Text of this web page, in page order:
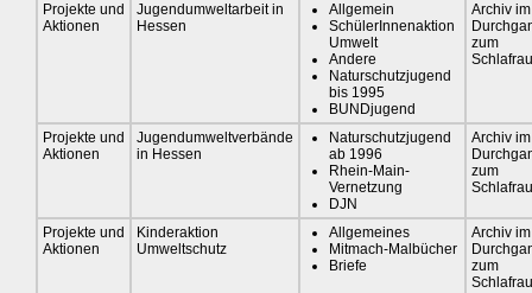
Projekte und
Aktionen
Jugendumweltarbeit in
Hessen
Allgemein
SchülerInnenaktion
Umwelt
Andere
Naturschutzjugend
bis 1995
BUNDjugend
Archiv im
zum
Projekte und
Aktionen
Jugendumweltverbände
in Hessen
Naturschutzjugend
ab 1996
Rhein-Main-
Vernetzung
DJN
Archiv im
zum
Projekte und
Aktionen
Kinderaktion
Umweltschutz
Allgemeines
Mitmach-Malbücher
Briefe
Archiv im
zum